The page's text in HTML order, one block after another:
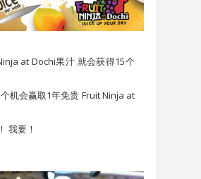
at Dochi果汁 就会获得15个
机会赢取1年免贵 Fruit Ninja at
我要！